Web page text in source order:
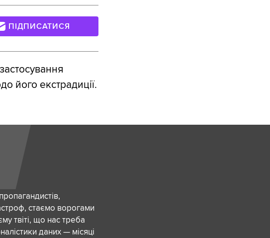
ПІДПИСАТИСЯ
його екстрадиції.
стаємо ворогами
твіті, що нас треба
даних — місяці